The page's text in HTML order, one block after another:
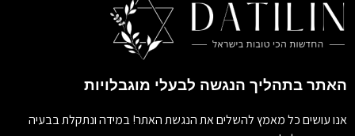
האתר בתהליך הנגשה לבעלי מוגבלויות
אנו עושים כל מאמץ להשלים את הנגשת האתר! במידה ונתקלת בבעיה